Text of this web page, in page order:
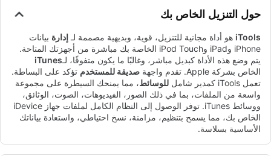
حول التنزيل الخاص بك
iTools هو أداة مجانية للتنزيل، قوية، وبديهية مصممة لـ إدارة بيانات
iPhone وiPad وiPod Touch الخاصة بك مباشرة من أجهزتك المتاحة.
يتم وضع هذه الأداة كبديل مباشر، وغالبًا ما يكون متفوقًا، لـiTunes
الخاص بشركة Apple. تقدم واجهة
صديقة للمستخدم تؤكد على البساطة.
تعمل iTools كمدير شامل
للوسائط، مما يمنحك السيطرة على مجموعة
واسعة من الملفات، بما في ذلك الصور، الفيديوهات، الصوت، الوثائق،
ووسائط iTunes. توفر الوصول إلى النظام الكامل لملفات جهاز iDevice
الخاص بك، مما يسمح بتنظيم، مزامنة، نسخ احتياطي، واستعادة بياناتك
الأساسية بسلاسة.